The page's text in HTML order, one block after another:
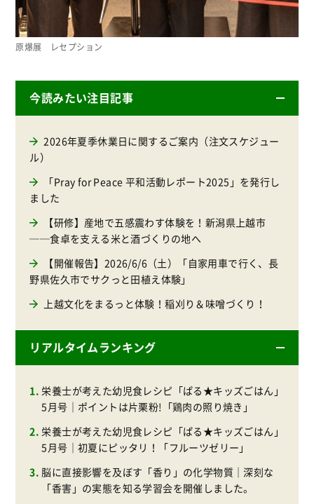
原爆展 レセプション
今読みたい注目記事
2026年夏季休業日に関するご案内（注文スケジュー
ル）
「Pray for Peace 平和活動レポート2025」を発行し
ました
【研修】産地で五感震わす体験を！新潟県上越市
──食卓を支える米と酒づくりの地へ
【開催報告】2026/6/6（土）「自家用車で行く、長
野県佐久市でサクっと田植え体験」
上越文化をまるっと体験！稲刈り＆味噌づくり！
リアルタイムランキング
栄養士が考えた幼児食レシピ「ぱる★キッズごはん」
5月号｜ポイントは片栗粉!「鶏肉の照り焼き」
栄養士が考えた幼児食レシピ「ぱる★キッズごはん」
5月号｜初夏にピッタリ！「フルーツゼリー」
脳に直接影響を及ぼす「香り」の化学物質｜深刻な
「香害」の実態を知る学習会を開催しました。